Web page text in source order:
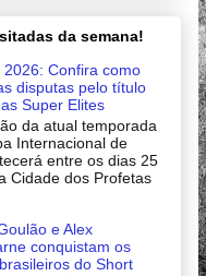
da semana!
2026: Confira como
disputas pelo título
Super Elites
da atual temporada
Internacional de
entre os dias 25
Cidade dos Profetas
e Alex
conquistam os
do Short